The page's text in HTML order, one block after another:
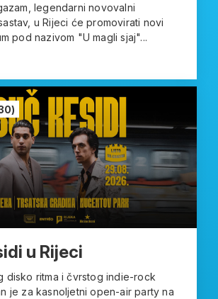
legendarni novovalni
u Rijeci će promovirati novi
pod nazivom "U magli sjaj"...
u Rijeci
disko ritma i čvrstog indie-rock
je za kasnoljetni open-air party na